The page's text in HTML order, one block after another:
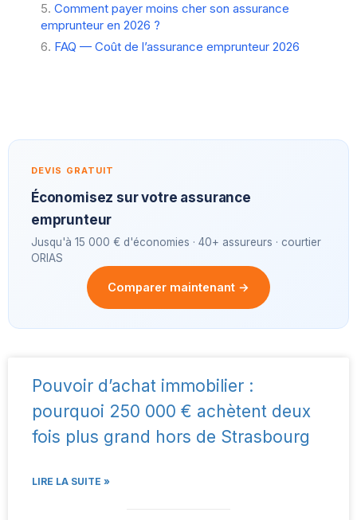
Comment payer moins cher son assurance
emprunteur en 2026 ?
FAQ — Coût de l’assurance emprunteur 2026
DEVIS GRATUIT
Économisez sur votre assurance
emprunteur
Jusqu'à 15 000 € d'économies · 40+ assureurs · courtier
ORIAS
Comparer maintenant →
Pouvoir d’achat immobilier :
pourquoi 250 000 € achètent deux
fois plus grand hors de Strasbourg
LIRE LA SUITE »